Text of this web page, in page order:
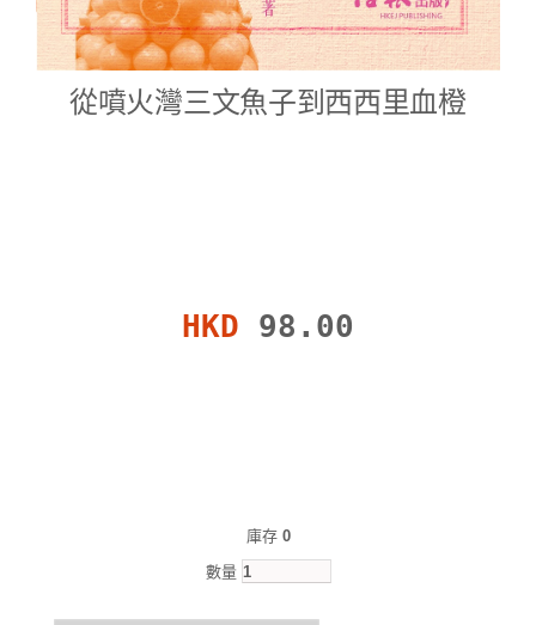
從噴火灣三文魚子到西西里血橙
HKD 98.00
庫存 0
數量